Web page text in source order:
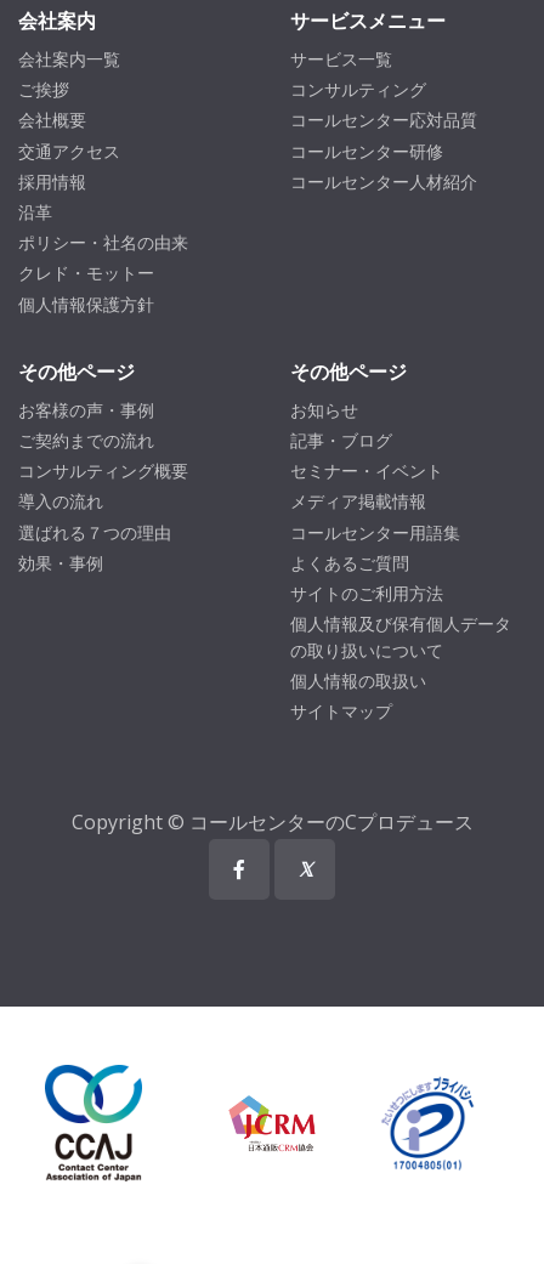
会社案内
会社案内一覧
ご挨拶
会社概要
交通アクセス
採用情報
沿革
ポリシー・社名の由来
クレド・モットー
個人情報保護方針
サービスメニュー
サービス一覧
コンサルティング
コールセンター応対品質
コールセンター研修
コールセンター人材紹介
その他ページ
お客様の声・事例
ご契約までの流れ
コンサルティング概要
導入の流れ
選ばれる７つの理由
効果・事例
その他ページ
お知らせ
記事・ブログ
セミナー・イベント
メディア掲載情報
コールセンター用語集
よくあるご質問
サイトのご利用方法
個人情報及び保有個人データ
の取り扱いについて
個人情報の取扱い
サイトマップ
Copyright © コールセンターのCプロデュース